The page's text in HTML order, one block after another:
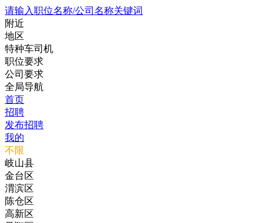
请输入职位名称/公司名称关键词
附近
地区
特种车司机
职位要求
公司要求
全局导航
首页
招聘
发布招聘
我的
不限
岐山县
金台区
渭滨区
陈仓区
高新区